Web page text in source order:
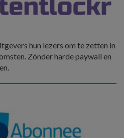
hun lezers om te zetten in
Zónder harde paywall en